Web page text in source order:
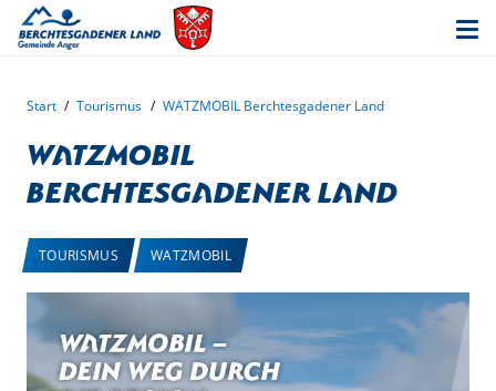
Start / Tourismus / WATZMOBIL Berchtesgadener Land
WATZMOBIL
Berchtesgadener Land
TOURISMUS WATZMOBIL